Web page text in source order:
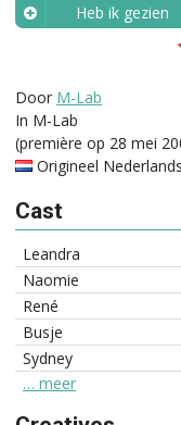
Heb ik gezien
Door M-Lab
In M-Lab
(première op 28 mei
Origineel
Cast
Leandra
Naomie
René
Busje
Sydney
… meer